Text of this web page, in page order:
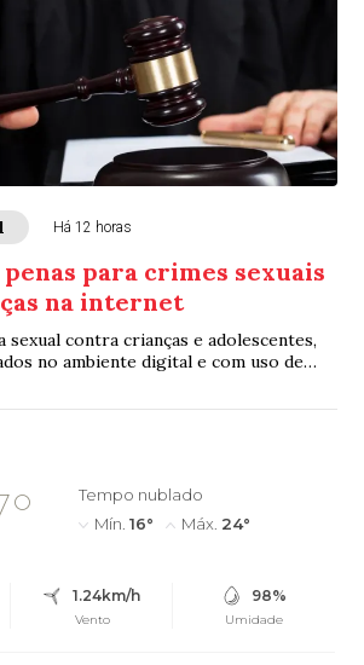
Há 12 horas
para crimes sexuais
na internet
sexual contra crianças e adolescentes,
no ambiente digital e com uso de
Tempo nublado
Mín. 16° Máx. 24°
1.24km/h
Vento
98%
Umidade